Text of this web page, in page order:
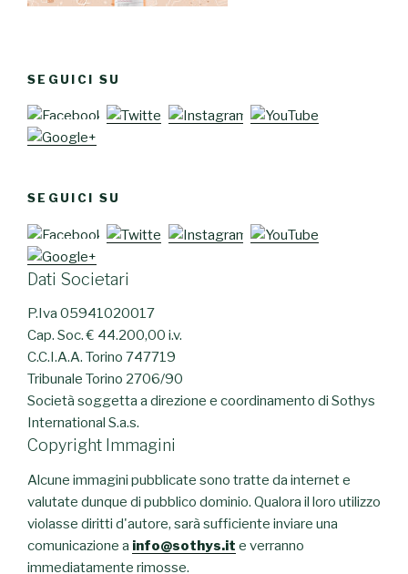
SEGUICI SU
SEGUICI SU
Dati Societari
P.Iva 05941020017
Cap. Soc. € 44.200,00 i.v.
C.C.I.A.A. Torino 747719
Tribunale Torino 2706/90
Società soggetta a direzione e coordinamento di Sothys
International S.a.s.
Copyright Immagini
Alcune immagini pubblicate sono tratte da internet e
valutate dunque di pubblico dominio. Qualora il loro utilizzo
violasse diritti d'autore, sarà sufficiente inviare una
comunicazione a info@sothys.it e verranno
immediatamente rimosse.